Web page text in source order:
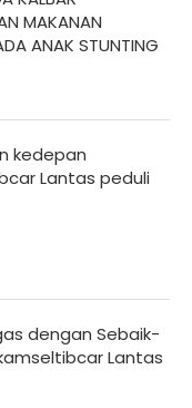
MAKANAN
ANAK STUNTING
kedepan
Lantas peduli
dengan Sebaik-
Lantas